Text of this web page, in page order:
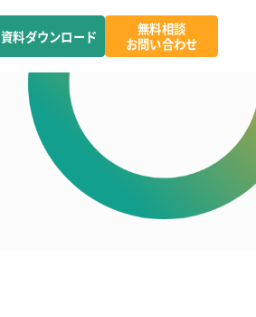
資料ダウンロード
無料相談
お問い合わせ